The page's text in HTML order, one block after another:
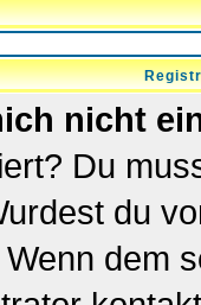
nicht
Du
du
dem